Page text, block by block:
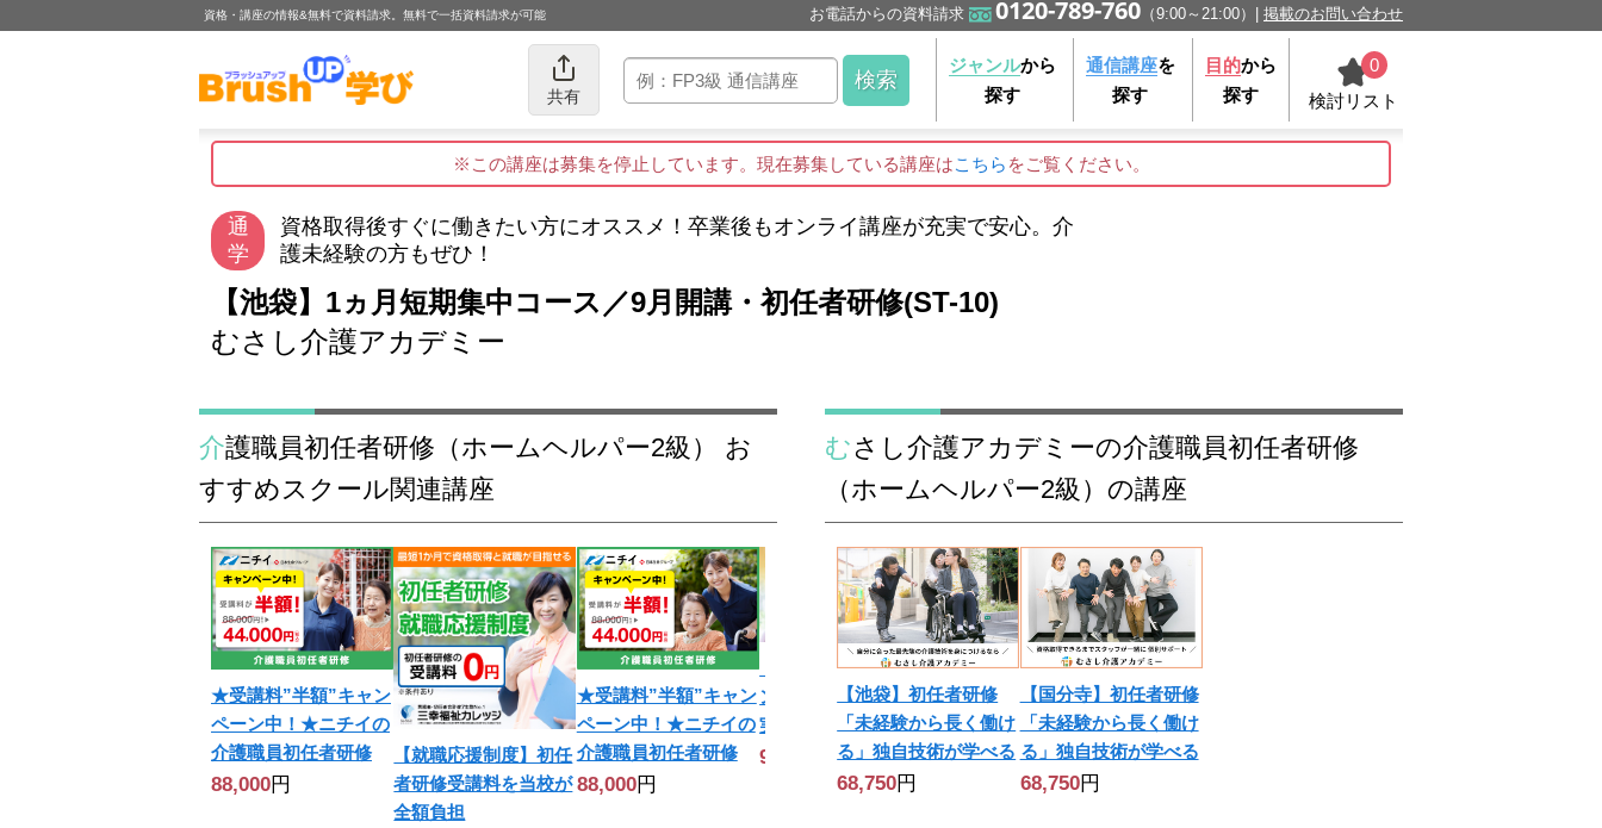
資格・講座の情報&無料で資料請求。無料で一括資料請求が可能 お電話からの資料請求 0120-789-760 （9:00～21:00） 掲載のお問い合わせ
共有
ジャンルから
探す
通信講座を
探す
目的から
探す
0
検討リスト
※この講座は募集を停止しています。現在募集している講座はこちら をご覧ください。
通
学
資格取得後すぐに働きたい方にオススメ！卒業後もオンライ講座が充実で安心。介
護未経験の方もぜひ！
【池袋】1ヵ月短期集中コース／9月開講・初任者研修(ST-10)
むさし介護アカデミー
介護職員初任者研修（ホームヘルパー2級） お
すすめスクール関連講座
★受講料”半額”キャン
ペーン中！★ニチイの
介護職員初任者研修
88,000円
【就職応援制度】初任
者研修受講料を当校が
全額負担
★受講料”半額”キャン
ペーン中！★ニチイの
介護職員初任者研修
88,000円
【期間限定キャンペー
ン】受講料30%OFF★
実務者研修
99,869 円
むさし介護アカデミーの介護職員初任者研修
（ホームヘルパー2級）の講座
【池袋】初任者研修
「未経験から長く働け
る」独自技術が学べる
68,750円
【国分寺】初任者研修
「未経験から長く働け
る」独自技術が学べる
68,750円